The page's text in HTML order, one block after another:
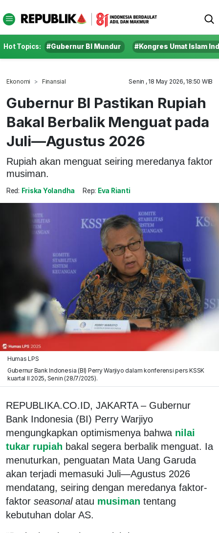
Hot Topics: #Gubernur BI Mundur #Kongres Umat Islam
Ekonomi Finansial Senin , 18 May 2026, 18:50 WIB
Gubernur BI Pastikan Rupiah
Bakal Berbalik Menguat pada
Juli—Agustus 2026
Rupiah akan menguat seiring meredanya faktor
musiman.
Red: Friska Yolandha Rep: Eva Rianti
Humas LPS
Gubernur Bank Indonesia (BI) Perry Warjiyo dalam konferensi pers KSSK
kuartal II 2025, Senin (28/7/2025).
REPUBLIKA.CO.ID, JAKARTA – Gubernur
Bank Indonesia (BI) Perry Warjiyo
mengungkapkan optimismenya bahwa nilai
tukar rupiah bakal segera berbalik menguat. Ia
menuturkan, penguatan Mata Uang Garuda
akan terjadi memasuki Juli—Agustus 2026
mendatang, seiring dengan meredanya faktor-
faktor seasonalatau musiman tentang
kebutuhan dolar AS.